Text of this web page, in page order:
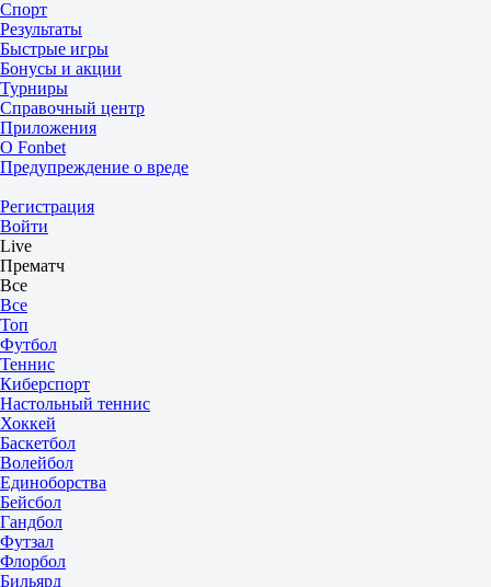
Спорт
Результаты
Быстрые игры
Бонусы и акции
Турниры
Справочный центр
Приложения
О Fonbet
Предупреждение о вреде
Регистрация
Войти
Live
Прематч
Все
Все
Топ
Футбол
Теннис
Киберспорт
Настольный теннис
Хоккей
Баскетбол
Волейбол
Единоборства
Бейсбол
Гандбол
Футзал
Флорбол
Бильярд